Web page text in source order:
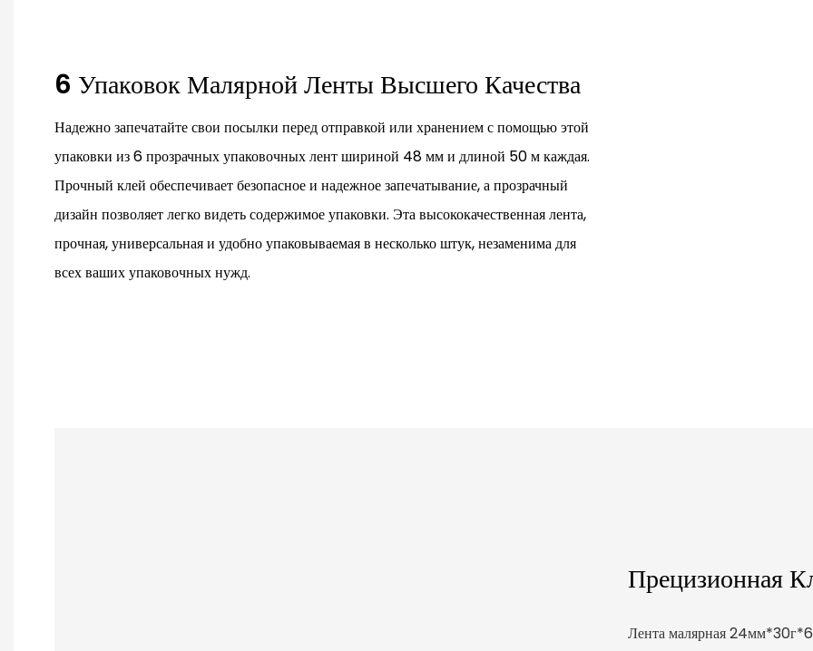
6 Упаковок Малярной Ленты Высшего Качества
Надежно запечатайте свои посылки перед отправкой или хранением с помощью этой
упаковки из 6 прозрачных упаковочных лент шириной 48 мм и длиной 50 м каждая.
Прочный клей обеспечивает безопасное и надежное запечатывание, а прозрачный
дизайн позволяет легко видеть содержимое упаковки. Эта высококачественная лента,
прочная, универсальная и удобно упаковываемая в несколько штук, незаменима для
всех ваших упаковочных нужд.
Прецизионная
Лента малярная